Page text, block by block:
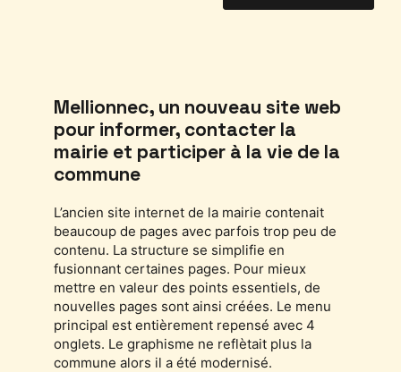
Mellionnec, un nouveau site web
pour informer, contacter la
mairie et participer à la vie de la
commune
L’ancien site internet de la mairie contenait
beaucoup de pages avec parfois trop peu de
contenu. La structure se simplifie en
fusionnant certaines pages. Pour mieux
mettre en valeur des points essentiels, de
nouvelles pages sont ainsi créées. Le menu
principal est entièrement repensé avec 4
onglets. Le graphisme ne reflètait plus la
commune alors il a été modernisé.